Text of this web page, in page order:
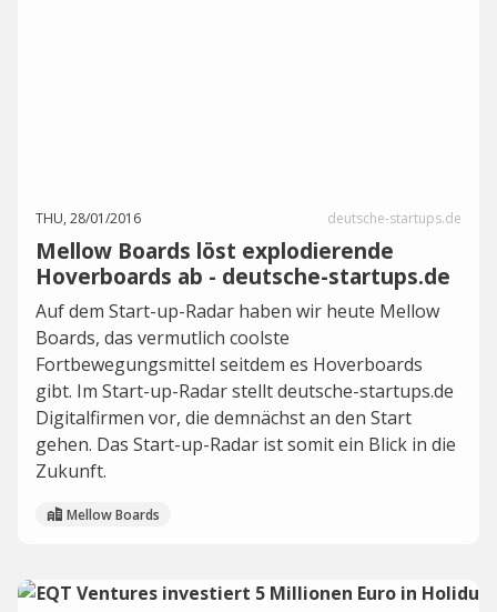
THU, 28/01/2016 deutsche-startups.de
Mellow Boards löst explodierende
Hoverboards ab - deutsche-startups.de
Auf dem Start-up-Radar haben wir heute Mellow
Boards, das vermutlich coolste
Fortbewegungsmittel seitdem es Hoverboards
gibt. Im Start-up-Radar stellt deutsche-startups.de
Digitalfirmen vor, die demnächst an den Start
gehen. Das Start-up-Radar ist somit ein Blick in die
Zukunft.
Mellow Boards